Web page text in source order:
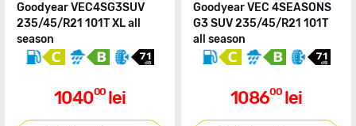
Goodyear VEC4SG3SUV
235/45/R21 101T XL all
season
104000 lei
Goodyear VEC 4SEASONS
G3 SUV 235/45/R21 101T
all season
108600 lei